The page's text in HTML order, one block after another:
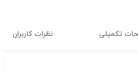
تکمیلی نظرات کاربران